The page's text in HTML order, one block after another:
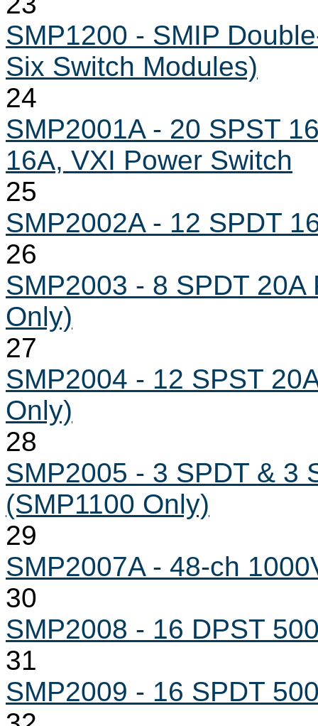
SMP1200 - SMIP
Six Switch Modules)
24
SMP2001A - 20 SPST
16A, VXI Power Switch
25
SMP2002A - 12 SPDT
26
SMP2003 - 8 SPDT
Only)
27
SMP2004 - 12 SPST
Only)
28
SMP2005 - 3 SPDT & 3
(SMP1100 Only)
29
SMP2007A - 48-ch
30
SMP2008 - 16 DPST
31
SMP2009 - 16 SPDT